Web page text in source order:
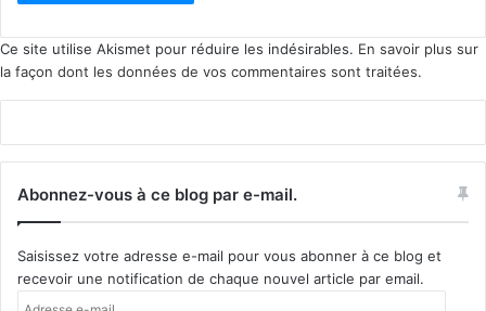
Ce site utilise Akismet pour réduire les indésirables. En savoir plus sur
la façon dont les données de vos commentaires sont traitées.
Abonnez-vous à ce blog par e-mail.
Saisissez votre adresse e-mail pour vous abonner à ce blog et
recevoir une notification de chaque nouvel article par email.
Adresse